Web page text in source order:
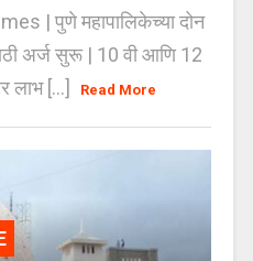
| पुणे महापालिकेच्या दोन
अर्ज सुरू | 10 वी आणि 12
लाभ [...]
Read More